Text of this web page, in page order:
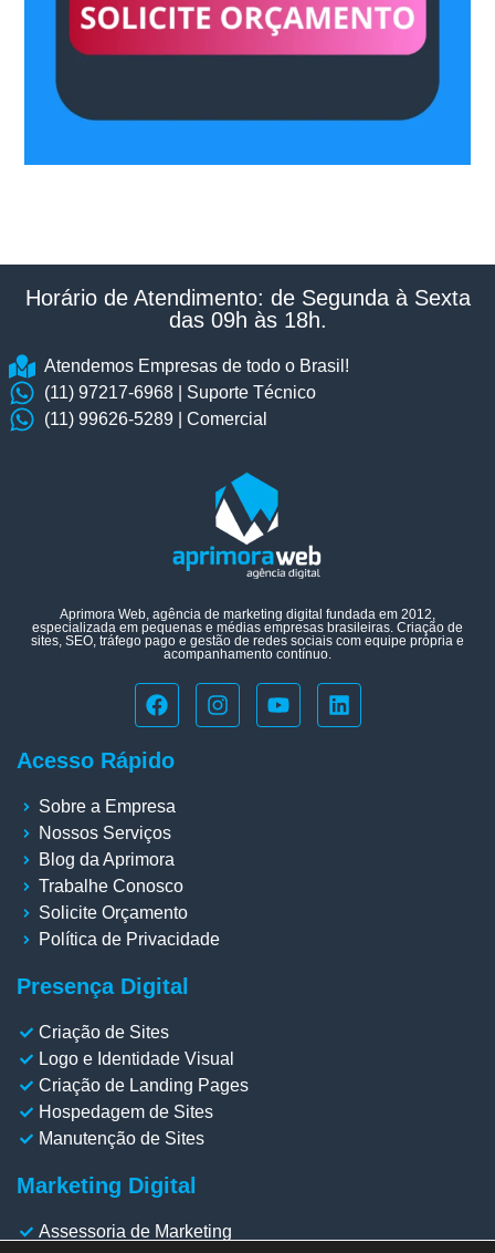
Horário de Atendimento: de Segunda à Sexta
das 09h às 18h.​
Atendemos Empresas de todo o Brasil!
(11) 97217-6968 | Suporte Técnico
(11) 99626-5289 | Comercial
Aprimora Web, agência de marketing digital fundada em 2012,
especializada em pequenas e médias empresas brasileiras. Criação de
sites, SEO, tráfego pago e gestão de redes sociais com equipe própria e
acompanhamento contínuo.
Acesso Rápido
Sobre a Empresa
Nossos Serviços
Blog da Aprimora
Trabalhe Conosco
Solicite Orçamento
Política de Privacidade
Presença Digital
Criação de Sites
Logo e Identidade Visual
Criação de Landing Pages
Hospedagem de Sites
Manutenção de Sites
Marketing Digital
Assessoria de Marketing